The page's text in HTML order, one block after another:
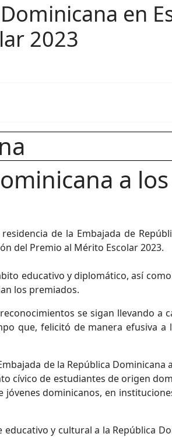
en
2023
a
de la Embajada de
del Premio al Mérito Escolar 2023.
educativo y diplomático, así
los premiados.
se sigan llevando a
que, felicitó de manera efusiva
de la República Dominicana
cívico de estudiantes de origen
dominicanos, en
y cultural a la República